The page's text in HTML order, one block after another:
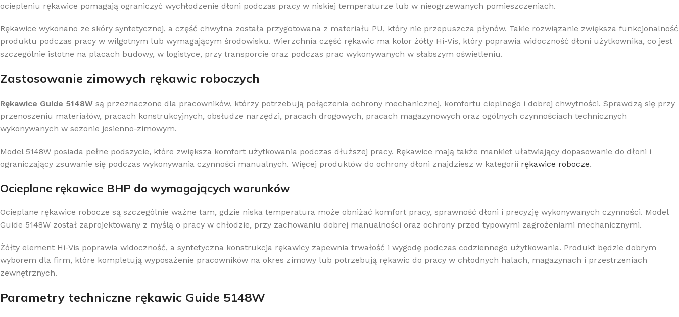
ociepleniu rękawice pomagają ograniczyć wychłodzenie dłoni podczas pracy w niskiej temperaturze lub w nieogrzewanych pomieszczeniach.
Rękawice wykonano ze skóry syntetycznej, a część chwytna została przygotowana z materiału PU, który nie przepuszcza płynów. Takie rozwiązanie zwiększa funkcjonalność
produktu podczas pracy w wilgotnym lub wymagającym środowisku. Wierzchnia część rękawic ma kolor żółty Hi-Vis, który poprawia widoczność dłoni użytkownika, co jest
szczególnie istotne na placach budowy, w logistyce, przy transporcie oraz podczas prac wykonywanych w słabszym oświetleniu.
Zastosowanie zimowych rękawic roboczych
Rękawice Guide 5148W są przeznaczone dla pracowników, którzy potrzebują połączenia ochrony mechanicznej, komfortu cieplnego i dobrej chwytności. Sprawdzą się przy
przenoszeniu materiałów, pracach konstrukcyjnych, obsłudze narzędzi, pracach drogowych, pracach magazynowych oraz ogólnych czynnościach technicznych
wykonywanych w sezonie jesienno-zimowym.
Model 5148W posiada pełne podszycie, które zwiększa komfort użytkowania podczas dłuższej pracy. Rękawice mają także mankiet ułatwiający dopasowanie do dłoni i
ograniczający zsuwanie się podczas wykonywania czynności manualnych. Więcej produktów do ochrony dłoni znajdziesz w kategorii rękawice robocze.
Ocieplane rękawice BHP do wymagających warunków
Ocieplane rękawice robocze są szczególnie ważne tam, gdzie niska temperatura może obniżać komfort pracy, sprawność dłoni i precyzję wykonywanych czynności. Model
Guide 5148W został zaprojektowany z myślą o pracy w chłodzie, przy zachowaniu dobrej manualności oraz ochrony przed typowymi zagrożeniami mechanicznymi.
Żółty element Hi-Vis poprawia widoczność, a syntetyczna konstrukcja rękawicy zapewnia trwałość i wygodę podczas codziennego użytkowania. Produkt będzie dobrym
wyborem dla firm, które kompletują wyposażenie pracowników na okres zimowy lub potrzebują rękawic do pracy w chłodnych halach, magazynach i przestrzeniach
zewnętrznych.
Parametry techniczne rękawic Guide 5148W